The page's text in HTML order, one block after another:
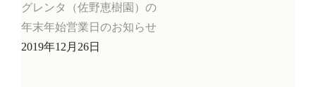
グレンタ（佐野恵樹園）の
年末年始営業日のお知らせ
2019年12月26日